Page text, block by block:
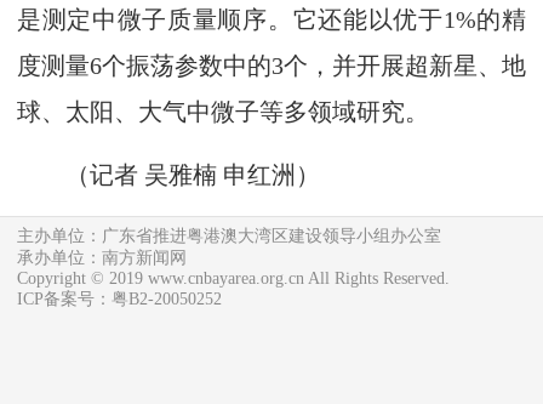
是测定中微子质量顺序。它还能以优于1%的精
度测量6个振荡参数中的3个，并开展超新星、地
球、太阳、大气中微子等多领域研究。
（记者 吴雅楠 申红洲）
主办单位：广东省推进粤港澳大湾区建设领导小组办公室
承办单位：南方新闻网
Copyright © 2019 www.cnbayarea.org.cn All Rights Reserved.
ICP备案号：粤B2-20050252